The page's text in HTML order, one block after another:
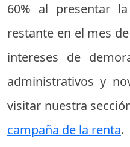
60% al presentar
restante en el mes
intereses de
administrativos y
visitar nuestra
campaña de la renta.